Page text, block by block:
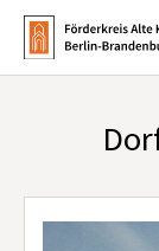
Kirchen